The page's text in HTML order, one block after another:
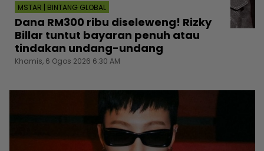
MSTAR | BINTANG GLOBAL
Dana RM300 ribu diseleweng! Rizky
Billar tuntut bayaran penuh atau
tindakan undang-undang
Khamis, 6 Ogos 2026 6:30 AM